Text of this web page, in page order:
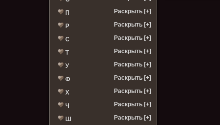
П Раскрыть [+]
Р Раскрыть [+]
С Раскрыть [+]
Т Раскрыть [+]
У Раскрыть [+]
Ф Раскрыть [+]
Х Раскрыть [+]
Ч Раскрыть [+]
Ш Раскрыть [+]